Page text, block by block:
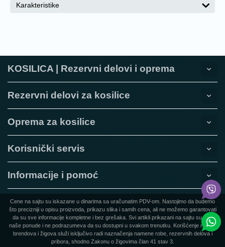
Karakteristike
KOSILICA | Rezervni delovi i oprema
Rezervni delovi za kosilice
Oprema za kosilice
Korisnički servis
Informacije i pomoć
Cene na sajtu su iskazane u dinarima sa uračunatim PDV-om. Nastojimo da budemo
što precizniji u opisu proizvoda, prikazu slika i samih cena, ali ne možemo garantovati
da su sve informacije kompletne i bez grešaka. Svi artikli prikazani na sajtu su deo
naše ponude i ne podrazumeva da su dostupni u svakom trenutku. Korišćenje naziva
brendova i žigova služi isključivo radi naznačenja namene robe, rezervnih delova i
pribora, shodno Zakonu o žigovima član 41 stav 3.